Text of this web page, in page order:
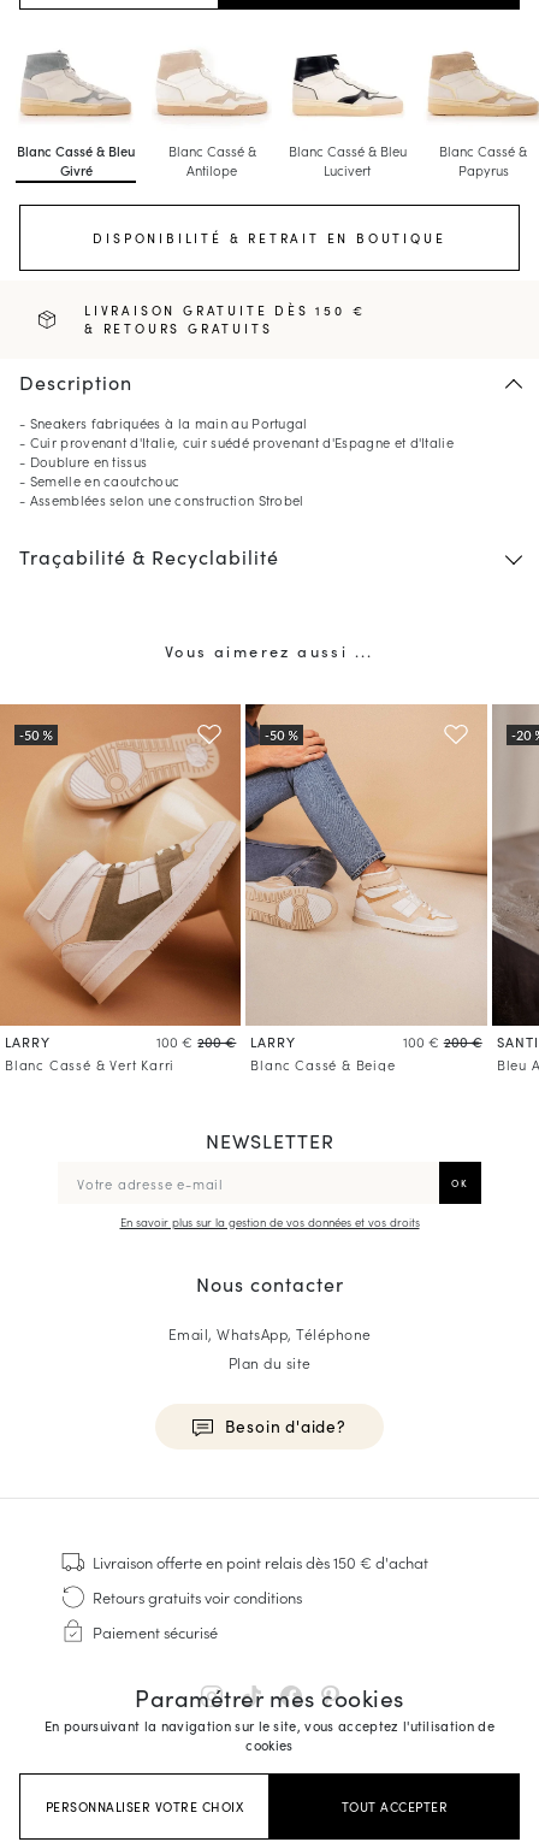
Blanc Cassé & Bleu
Givré
Blanc Cassé &
Antilope
Blanc Cassé & Bleu
Lucivert
Blanc Cassé &
Papyrus
DISPONIBILITÉ & RETRAIT EN BOUTIQUE
LIVRAISON GRATUITE DÈS 150 €
& RETOURS GRATUITS
Description
- Sneakers fabriquées à la main au Portugal
- Cuir provenant d'Italie, cuir suédé provenant d'Espagne et d'Italie
- Doublure en tissus
- Semelle en caoutchouc
- Assemblées selon une construction Strobel
Traçabilité & Recyclabilité
Vous aimerez aussi ...
LARRY 100 € 200 €
Blanc Cassé & Vert Karri
LARRY 100 € 200 €
Blanc Cassé & Beige
Bleu
Paramétrer mes cookies
En poursuivant la navigation sur le site, vous acceptez l'utilisation de
cookies
PERSONNALISER VOTRE CHOIX TOUT ACCEPTER
NEWSLETTER
En savoir plus sur la gestion de vos données et vos droits
Nous contacter
Email, WhatsApp, Téléphone
Plan du site
Besoin d'aide?
Baskets
Cousu Goodyear
Derbies & Richelieu
Richelieus Homme
Sandales & Espadrilles
Sacoches Business
Livraison offerteen point relais dès 150 € d'achat
Retours gratuitsvoir conditions
Paiement sécurisé